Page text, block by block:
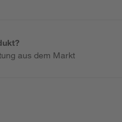
aus dem Markt